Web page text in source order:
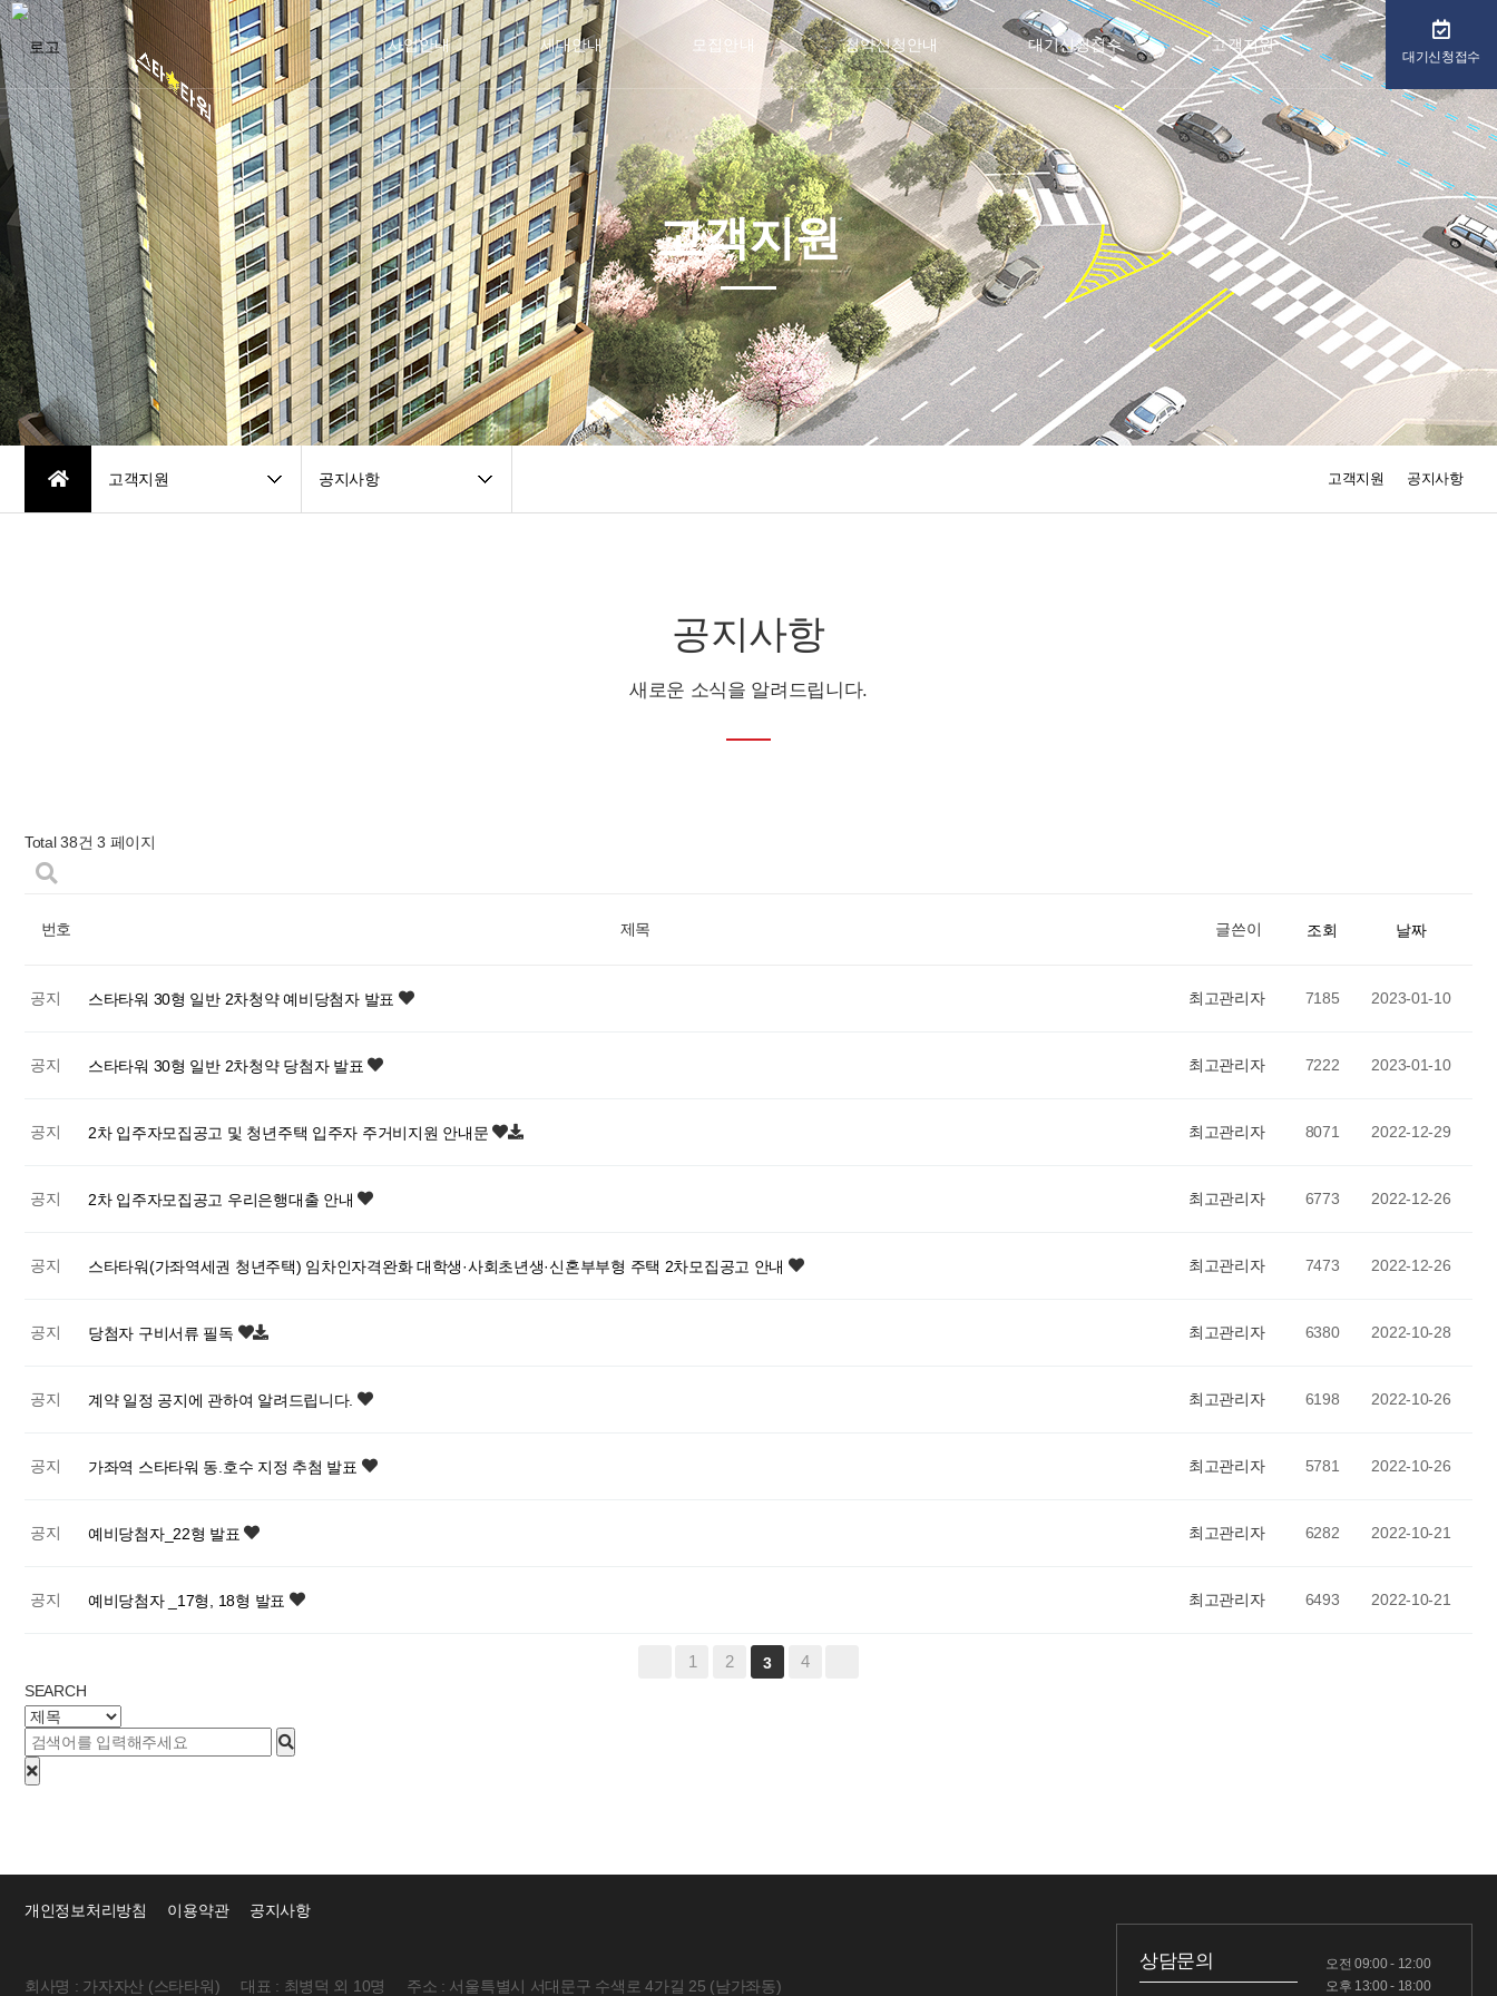
사업안내
사업개요
입지안내
프리미엄
오시는 길
세대안내
조감도
평면도
층별배치도
호수현황
모집안내
임차인 자격조건
임차료 안내
모집공고문
청약신청안내
청약신청안내
제출서류
대기신청접수
대기신청접수
추가신청접수확인
고객지원
공지사항
질문과답변
운영현황
대기신청접수
고객지원 공지사항 고객지원 공지사항
고객지원
공지사항
새로운 소식을 알려드립니다.
Total 38건 3 페이지
번호 제목 글쓴이 조회 날짜
공지 스타타워 30형 일반 2차청약 예비당첨자 발표 최고관리자 7185 2023-01-10
공지 스타타워 30형 일반 2차청약 당첨자 발표 최고관리자 7222 2023-01-10
공지 2차 입주자모집공고 및 청년주택 입주자 주거비지원 안내문 최고관리자 8071 2022-12-29
공지 2차 입주자모집공고 우리은행대출 안내 최고관리자 6773 2022-12-26
공지 스타타워(가좌역세권 청년주택) 임차인자격완화 대학생·사회초년생·신혼부부형 주택 2차모집공고 안내 최고관리자 7473 2022-12-26
공지 당첨자 구비서류 필독 최고관리자 6380 2022-10-28
공지 계약 일정 공지에 관하여 알려드립니다. 최고관리자 6198 2022-10-26
공지 가좌역 스타타워 동.호수 지정 추첨 발표 최고관리자 5781 2022-10-26
공지 예비당첨자_22형 발표 최고관리자 6282 2022-10-21
공지 예비당첨자 _17형, 18형 발표 최고관리자 6493 2022-10-21
1 2 3 4
SEARCH
개인정보처리방침 이용약관 공지사항
회사명 : 가자자산 (스타타워) 대표 : 최병덕 외 10명 주소 : 서울특별시 서대문구 수색로 4가길 25 (남가좌동)
상담문의
오전 09:00 - 12:00
오후 13:00 - 18:00